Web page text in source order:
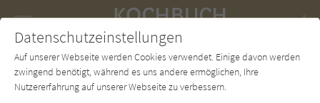
SUCHE Forum Charts Newsletter
Datenschutzeinstellungen
Auf unserer Webseite werden Cookies verwendet. Einige davon werden
zwingend benötigt, während es uns andere ermöglichen, Ihre
Nutzererfahrung auf unserer Webseite zu verbessern.